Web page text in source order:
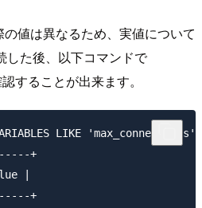
値は異なるため、実値について
した後、以下コマンドで
することが出来ます。
LIKE 'max_connections';
+
|
+